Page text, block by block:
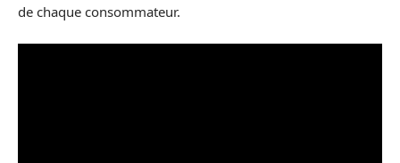
de chaque consommateur.